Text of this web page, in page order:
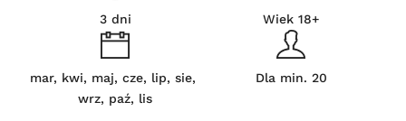
3 dni Wiek 18+
mar, kwi, maj, cze, lip, sie,
wrz, paź, lis
Dla min. 20